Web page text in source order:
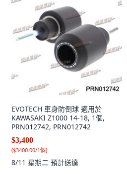
EVOTECH 車身防倒球 適用於
KAWASAKI Z1000 14-18, 1個,
PRN012742, PRN012742
$3,400
($3400.00/1個)
8/11 星期二 預計送達